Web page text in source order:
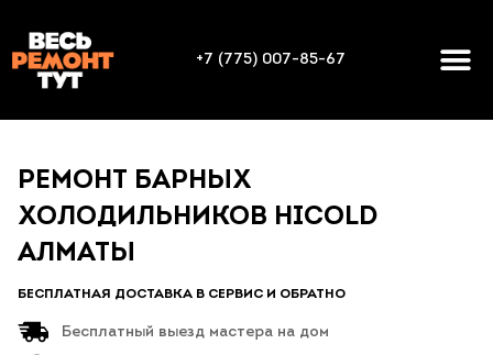
+7 (775) 007-85-67
РЕМОНТ БАРНЫХ
ХОЛОДИЛЬНИКОВ HICOLD
АЛМАТЫ
БЕСПЛАТНАЯ ДОСТАВКА В СЕРВИС И ОБРАТНО
Бесплатный выезд мастера на дом